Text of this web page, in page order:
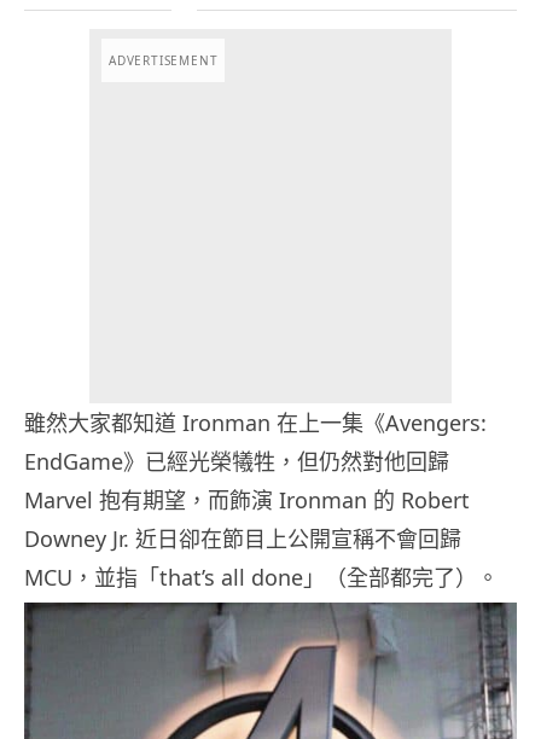
ADVERTISEMENT
雖然大家都知道 Ironman 在上一集《Avengers:
EndGame》已經光榮犧牲，但仍然對他回歸
Marvel 抱有期望，而飾演 Ironman 的 Robert
Downey Jr. 近日卻在節目上公開宣稱不會回歸
MCU，並指「that’s all done」（全部都完了）。